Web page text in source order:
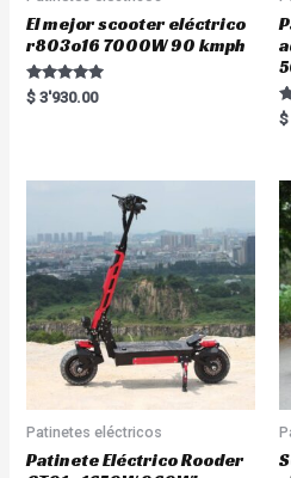
El mejor scooter eléctrico
r803o16 7000W 90 kmph
Rated
5.00
$ 3'930.00
$
Patinetes eléctricos
Patinete Eléctrico Rooder